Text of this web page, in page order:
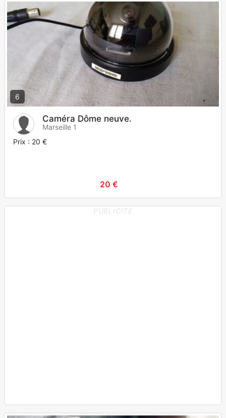
6
Caméra Dôme neuve.
Marseille 1
Prix : 20 €
20 €
PUBLICITE